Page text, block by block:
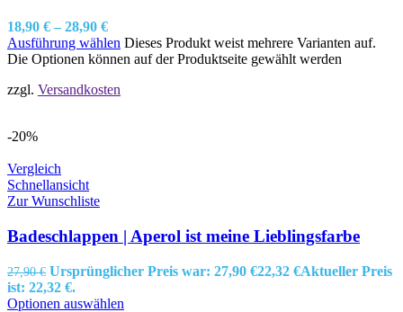
18,90 € – 28,90 €
Ausführung wählen Dieses Produkt weist mehrere Varianten auf.
Die Optionen können auf der Produktseite gewählt werden
zzgl. Versandkosten
-20%
Vergleich
Schnellansicht
Zur Wunschliste
Badeschlappen | Aperol ist meine Lieblingsfarbe
27,90€ Ursprünglicher Preis war: 27,90 €22,32 €Aktueller Preis
ist: 22,32 €.
Optionen auswählen